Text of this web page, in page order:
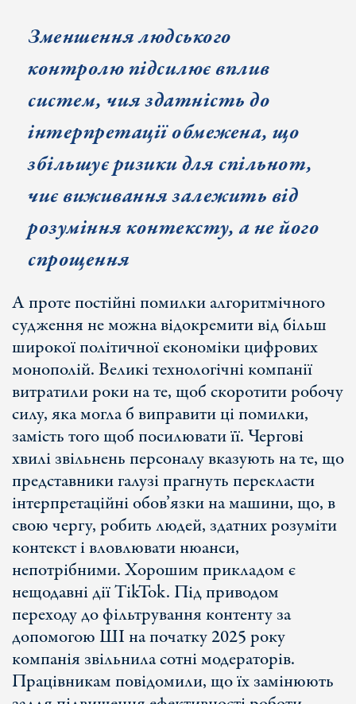
Зменшення людського
контролю підсилює вплив
систем, чия здатність до
інтерпретації обмежена, що
збільшує ризики для спільнот,
чиє виживання залежить від
розуміння контексту, а не його
спрощення
А проте постійні помилки алгоритмічного
судження не можна відокремити від більш
широкої політичної економіки цифрових
монополій. Великі технологічні компанії
витратили роки на те, щоб скоротити робочу
силу, яка могла б виправити ці помилки,
замість того щоб посилювати її. Чергові
хвилі звільнень персоналу вказують на те, що
представники галузі прагнуть перекласти
інтерпретаційні обов’язки на машини, що, в
свою чергу, робить людей, здатних розуміти
контекст і вловлювати нюанси,
непотрібними. Хорошим прикладом є
нещодавні дії TikTok. Під приводом
переходу до фільтрування контенту за
допомогою ШІ на початку 2025 року
компанія звільнила сотні модераторів.
Працівникам повідомили, що їх замінюють